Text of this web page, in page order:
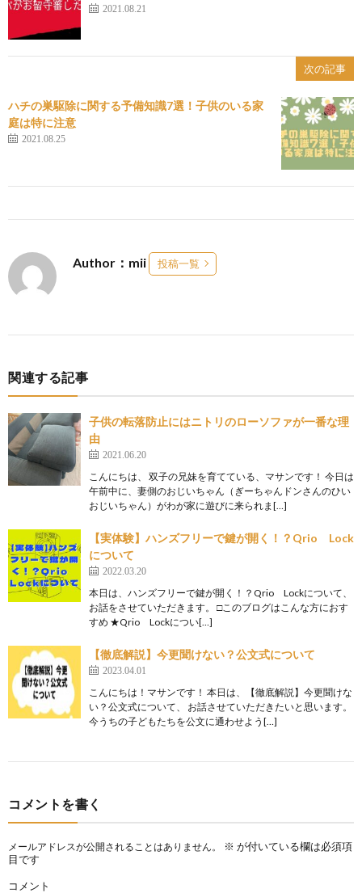
2021.08.21
次の記事
ハチの巣駆除に関する予備知識7選！子供のいる家
庭は特に注意
2021.08.25
Author：mii 投稿一覧
関連する記事
子供の転落防止にはニトリのローソファが一番な理
由
2021.06.20
こんにちは、 双子の兄妹を育てている、マサンです！ 今日は
午前中に、妻側のおじいちゃん（ぎーちゃんドンさんのひい
おじいちゃん）がわが家に遊びに来られま[…]
【実体験】ハンズフリーで鍵が開く！？Qrio Lock
について
2022.03.20
本日は、ハンズフリーで鍵が開く！？Qrio Lockについて、
お話をさせていただきます。 □このブログはこんな方におす
すめ ★Qrio Lockについ[…]
【徹底解説】今更聞けない？公文式について
2023.04.01
こんにちは！マサンです！ 本日は、【徹底解説】今更聞けな
い？公文式について、 お話させていただきたいと思います。
今うちの子どもたちを公文に通わせよう[…]
コメントを書く
メールアドレスが公開されることはありません。 ※ が付いている欄は必須項
目です
コメント